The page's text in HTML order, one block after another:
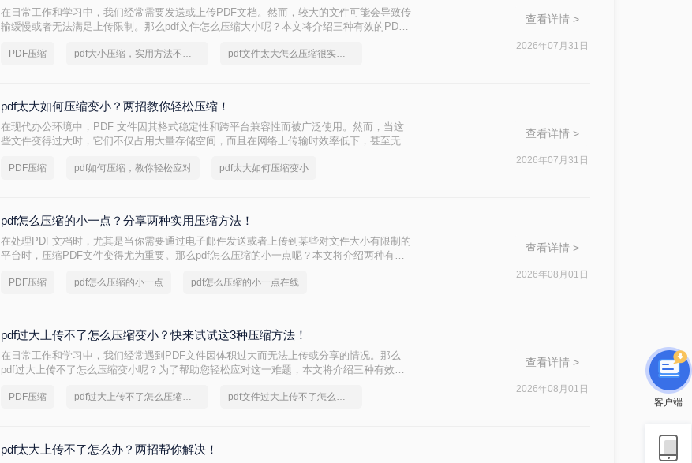
在日常工作和学习中，我们经常需要发送或上传PDF文档。然而，较大的文件可能会导致传
输缓慢或者无法满足上传限制。那么pdf文件怎么压缩大小呢？本文将介绍三种有效的PDF
PDF压缩 pdf大小压缩，实用方法不要错过 pdf文件太大怎么压缩很实用的方法
查看详情 >
2026年07月31日
pdf太大如何压缩变小？两招教你轻松压缩！
在现代办公环境中，PDF 文件因其格式稳定性和跨平台兼容性而被广泛使用。然而，当这
些文件变得过大时，它们不仅占用大量存储空间，而且在网络上传输时效率低下，甚至无法
方法来解决这个问题，帮助您轻松完成 PDF 文件的压缩。
PDF压缩 pdf如何压缩，教你轻松应对 pdf太大如何压缩变小
查看详情 >
2026年07月31日
pdf怎么压缩的小一点？分享两种实用压缩方法！
在处理PDF文档时，尤其是当你需要通过电子邮件发送或者上传到某些对文件大小有限制的
平台时，压缩PDF文件变得尤为重要。那么pdf怎么压缩的小一点呢？本文将介绍两种有效
PDF压缩 pdf怎么压缩的小一点 pdf怎么压缩的小一点在线
查看详情 >
2026年08月01日
pdf过大上传不了怎么压缩变小？快来试试这3种压缩方法！
在日常工作和学习中，我们经常遇到PDF文件因体积过大而无法上传或分享的情况。那么
pdf过大上传不了怎么压缩变小呢？为了帮助您轻松应对这一难题，本文将介绍三种有效的
PDF压缩 pdf过大上传不了怎么压缩变小 pdf文件过大上传不了怎么压缩变小
查看详情 >
2026年08月01日
pdf太大上传不了怎么办？两招帮你解决！
客户端